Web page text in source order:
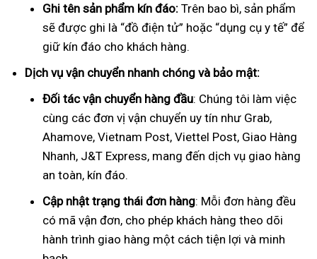
Ghi tên sản phẩm kín đáo: Trên bao bì, sản phẩm
sẽ được ghi là “đồ điện tử” hoặc “dụng cụ y tế” để
giữ kín đáo cho khách hàng.
Dịch vụ vận chuyển nhanh chóng và bảo mật:
Đối tác vận chuyển hàng đầu: Chúng tôi làm việc
cùng các đơn vị vận chuyển uy tín như Grab,
Ahamove, Vietnam Post, Viettel Post, Giao Hàng
Nhanh, J&T Express, mang đến dịch vụ giao hàng
an toàn, kín đáo.
Cập nhật trạng thái đơn hàng: Mỗi đơn hàng đều
có mã vận đơn, cho phép khách hàng theo dõi
hành trình giao hàng một cách tiện lợi và minh